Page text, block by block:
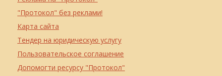
"Протокол" без реклами!
Карта сайта
Тендер на юридическую услугу
Пользовательское соглашение
Допомогти ресурсу "Протокол"